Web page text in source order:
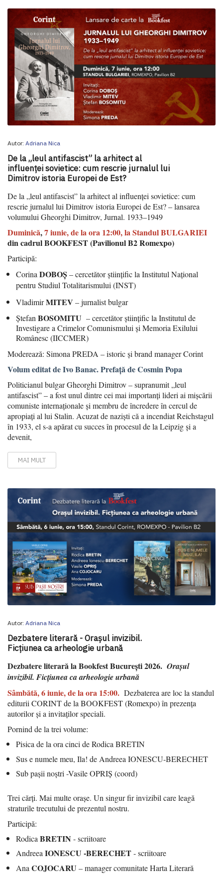
Autor: Adriana Nica
De la „leul antifascist” la arhitect al
influenței sovietice: cum rescrie jurnalul lui
Dimitrov istoria Europei de Est?
De la „leul antifascist” la arhitect al influenței sovietice: cum
rescrie jurnalul lui Dimitrov istoria Europei de Est? – lansarea
volumului Gheorghi Dimitrov, Jurnal. 1933–1949
Duminică,7 iunie, de la ora 12:00, la Standul BULGARIEI
din cadrul BOOKFEST (Pavilionul B2 Romexpo)
Participă:
Corina DOBOȘ – cercetător științific la Institutul Național
pentru Studiul Totalitarismului (INST)
VladimirMITEV – jurnalist bulgar
Ștefan BOSOMITU – cercetător științific la Institutul de
Investigare a Crimelor Comunismului și Memoria Exilului
Românesc (IICCMER)
Moderează: Simona PREDA – istoric și brand manager Corint
Volum editat de Ivo Banac. Prefață de Cosmin Popa
Politicianul bulgar Gheorghi Dimitrov – supranumit „leul
antifascist” – a fost unul dintre cei mai importanți lideri ai mișcării
comuniste internaționale și membru de încredere în cercul de
apropiați al lui Stalin. Acuzat de naziști că a incendiat Reichstagul
în 1933, el s-a apărat cu succes în procesul de la Leipzig și a
devenit,
MAI MULT
Autor: Adriana Nica
Dezbatere literară - Orașul invizibil.
Ficțiunea ca arheologie urbană
Dezbatere literară la Bookfest București 2026. Orașul
invizibil. Ficțiunea ca arheologie urbană
Sâmbătă, 6 iunie, de la ora 15:00. Dezbaterea are loc la standul
editurii CORINT de la BOOKFEST (Romexpo) în prezența
autorilor și a invitaților speciali.
Pornind de la trei volume:
Pisica de la ora cinci de Rodica BRETIN
Sus e numele meu, Ila! de Andreea IONESCU-BERECHET
Sub pașii noștri -Vasile OPRIȘ (coord)
Trei cărți. Mai multe orașe. Un singur fir invizibil care leagă
straturile trecutului de prezentul nostru.
Participă:
Rodica BRETIN - scriitoare
AndreeaIONESCU -BERECHET- scriitoare
Ana COJOCARU – manager comunitate Harta Literară